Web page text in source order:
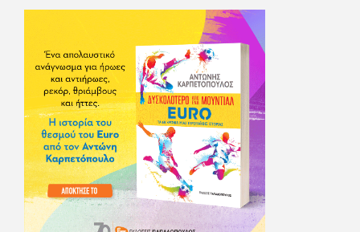
ταινίες κι έγραφε και στο περιοδικό Σινεμά, είχε κάποιες
αισθηματικές περιπέτειες που σκόρπισαν γέλιο στους φίλους
του - αν όχι και στον ίδιο. Πήγε στρατό κανονικά στα σύνορα
και διατήρησε μια καλή σχέση με την οικογένεια του, την
οποία αισθάνεται πως διάφορες φορές έφερε σε δύσκολη
θέση. Κείμενο με την υπογραφή του πρωτοδημοσιεύτηκε στο
Φίλαθλο το 1992. Επέστρεψε οριστικά στην Ελλάδα το 1998,
δούλεψε για πολλούς (αφού δυσκολεύεται να πει όχι), και
κάποιοι, αν όχι και όλοι, τον πλήρωσαν κι έμειναν και
ευχαριστημένοι από τη συνεργασία. Σήμερα πλέον εργάζεται
στον Sport Fm (όπου έχει κλείσει εικοσαετία) και στη
Sportday. Επαίρεται ότι λίγοι έχουν δει περισσότερο
ποδόσφαιρο από τον ίδιο και θεωρεί τον εαυτό του τυχερό
γιατί είναι μέλος της γενιάς που απόλαυσε τους μεγαλύτερους
σε όλα τα σπορ. Δεν είναι παντρεμένος, αλλά θαυμάζει όσους
βρίσκουν το κουράγιο να το κάνουν. Αντίθετα από πολλούς